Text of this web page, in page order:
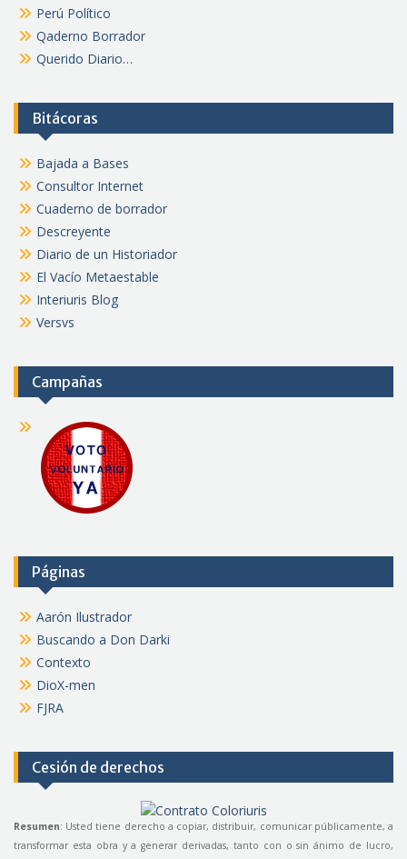
Perú Político
Qaderno Borrador
Querido Diario…
Bitácoras
Bajada a Bases
Consultor Internet
Cuaderno de borrador
Descreyente
Diario de un Historiador
El Vacío Metaestable
Interiuris Blog
Versvs
Campañas
Páginas
Aarón Ilustrador
Buscando a Don Darki
Contexto
DioX-men
FJRA
Cesión de derechos
Resumen: Usted tiene derecho a copiar, distribuir, comunicar públicamente, a
transformar esta obra y a generar derivadas, tanto con o sin ánimo de lucro,